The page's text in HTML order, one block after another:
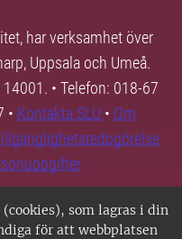
som lagras i din
för att webbplatsen
har verksamhet över
Uppsala och Umeå.
• Telefon: 018-67
• Kontakta SLU • Om